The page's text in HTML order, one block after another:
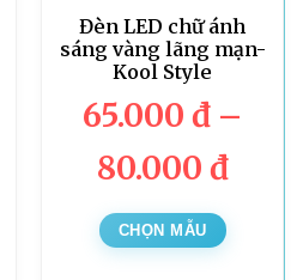
Đèn LED chữ ánh
sáng vàng lãng mạn-
Kool Style
65.000 đ –
80.000 đ
CHỌN MẪU